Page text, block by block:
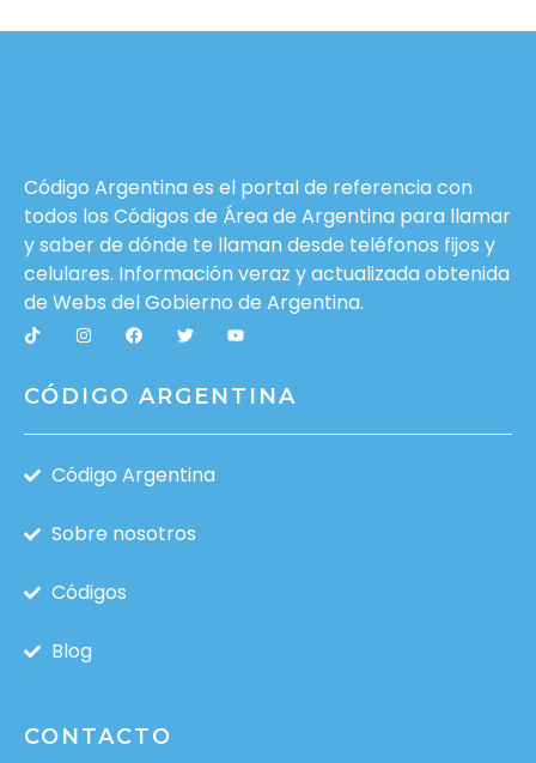
Código Argentina es el portal de referencia con
todos los Códigos de Área de Argentina para llamar
y saber de dónde te llaman desde teléfonos fijos y
celulares. Información veraz y actualizada obtenida
de Webs delGobierno de Argentina.
CÓDIGO ARGENTINA
Código Argentina
Sobre nosotros
Códigos
Blog
CONTACTO